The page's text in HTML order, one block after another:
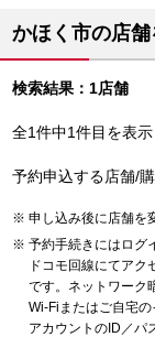
かほく市の店
検索結果：1店舗
全1件中1件目を表
予約申込する店舗/
申し込み後に店舗を
予約手続きにはログ
ドコモ回線にてア
です。ネットワーク
Wi-Fiまたはご自宅
アカウントのID／パ